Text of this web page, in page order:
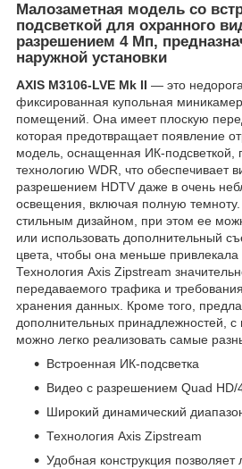
Малозаметная модель со
подсветкой для охранного
разрешением 4 Мп,
наружной установки
AXIS M3106-LVE Mk II — это
фиксированная купольная
помещений. Она имеет плоскую
которая предотвращает появление
модель, оснащенная ИК-подсветкой,
технологию WDR, что обеспечивает
разрешением HDTV даже в очень
освещения, включая полную
стильным дизайном, при этом ее
или использовать дополнительный
цвета, чтобы она меньше
Технология Axis Zipstream
передаваемого трафика и
хранения данных. Кроме того,
дополнительных принадлежностей,
можно легко реализовать самые
Встроенная ИК-подсветка
Видео с разрешением Quad HD/
Широкий динамический
Технология Axis Zipstream
Удобная конструкция позволяет